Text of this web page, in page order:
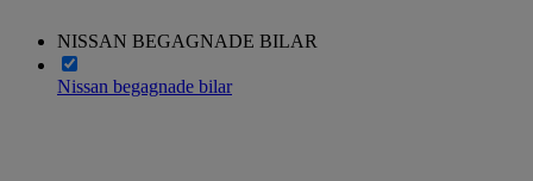
NISSAN BEGAGNADE BILAR
Nissan begagnade bilar